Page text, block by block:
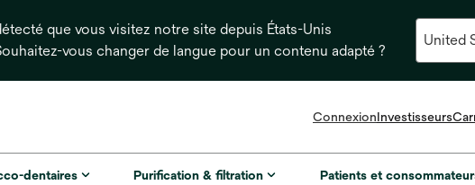
que vous visitez notre site depuis États-Unis
vous changer de langue pour un contenu adapté ?
ConnexionInvestisseurs
un
dentaires Purification & filtration Patients et